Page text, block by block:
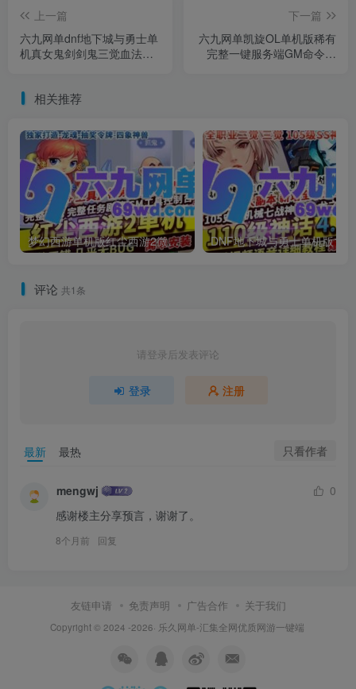
上一篇
六九网单dnf地下城与勇士单
机真女鬼剑剑鬼三觉血法奶
下一篇
六九网单凯旋OL单机版稀有
完整一键服务端GM命令砸
相关推荐
梦幻西游单机版红尘西游2微变独家打造龙魂抽奖令牌四象神兽
评论 共1条
请登录后发表评论
登录 注册
最新 最热 只看作者
mengwj
0
感谢楼主分享预言，谢谢了。
8个月前 回复
友链申请 免责声明 广告合作 关于我们
Copyright © 2024 -2026· 乐久网单-汇集全网优质网游一键端